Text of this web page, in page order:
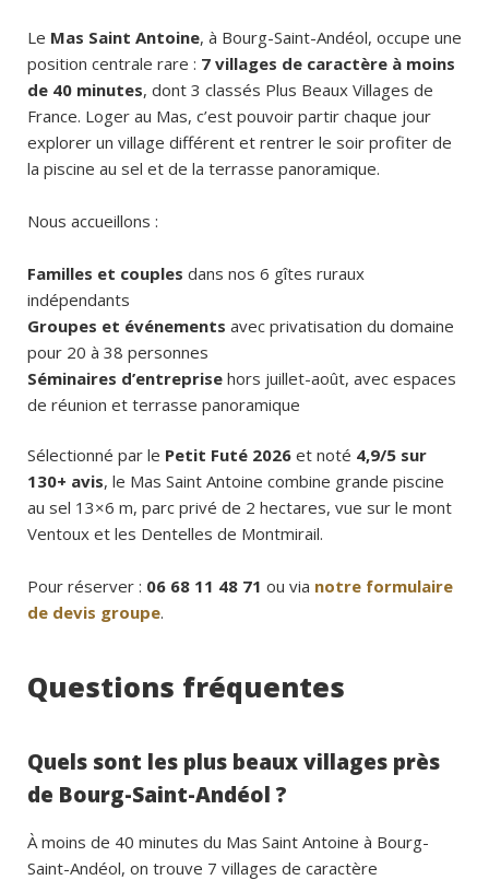
Le Mas Saint Antoine, à Bourg-Saint-Andéol, occupe une
position centrale rare : 7 villages de caractère à moins
de 40 minutes, dont 3 classés Plus Beaux Villages de
France. Loger au Mas, c’est pouvoir partir chaque jour
explorer un village différent et rentrer le soir profiter de
la piscine au sel et de la terrasse panoramique.
Nous accueillons :
Familles et couples dans nos 6 gîtes ruraux
indépendants
Groupes et événements avec privatisation du domaine
pour 20 à 38 personnes
Séminaires d’entreprise hors juillet-août, avec espaces
de réunion et terrasse panoramique
Sélectionné par le Petit Futé 2026 et noté 4,9/5 sur
130+ avis, le Mas Saint Antoine combine grande piscine
au sel 13×6 m, parc privé de 2 hectares, vue sur le mont
Ventoux et les Dentelles de Montmirail.
Pour réserver : 06 68 11 48 71 ou via notre formulaire
de devis groupe.
Questions fréquentes
Quels sont les plus beaux villages près
de Bourg-Saint-Andéol ?
À moins de 40 minutes du Mas Saint Antoine à Bourg-
Saint-Andéol, on trouve 7 villages de caractère